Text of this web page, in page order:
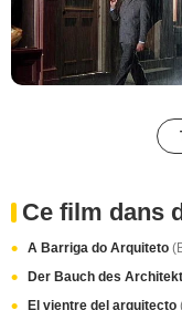
Ce film dans
A Barriga do Arquiteto
Der Bauch des
El vientre del arquitecto